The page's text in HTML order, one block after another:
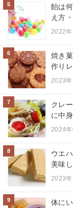
5
飴は
え方
2022年
6
焼き
作り
2023年
7
クレ
に中
2024年
8
ウエ
美味
2023年
9
体に